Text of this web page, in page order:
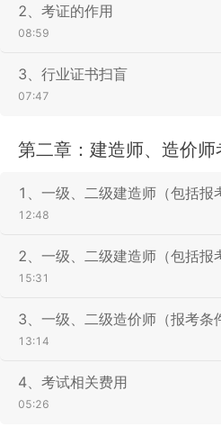
2、考证的作用
08:59
3、行业证书扫盲
07:47
第二章：建造师、造价师
1、一级、二级建造师（包括报
12:48
2、一级、二级建造师（包括报
15:31
3、一级、二级造价师（报考条
13:14
4、考试相关费用
05:26